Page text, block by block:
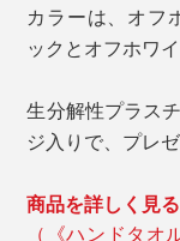
カラーは、オフ
ックとオフホワ
生分解性プラス
ジ入りで、プレ
商品を詳しく見
（《ハンドタオ